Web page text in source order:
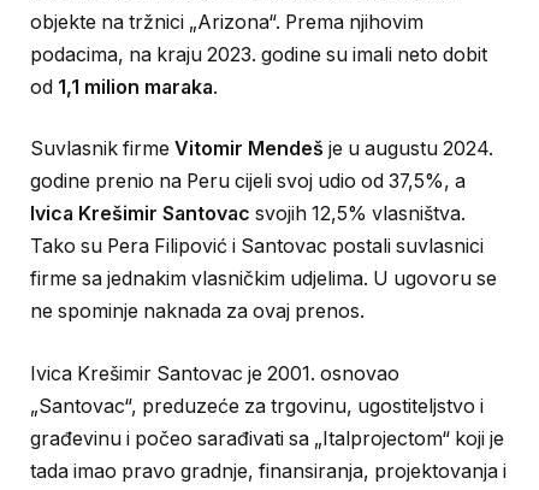
objekte na tržnici „Arizona“. Prema njihovim
podacima, na kraju 2023. godine su imali neto dobit
od 1,1 milion maraka.
Suvlasnik firme Vitomir Mendeš je u augustu 2024.
godine prenio na Peru cijeli svoj udio od 37,5%, a
Ivica Krešimir Santovac svojih 12,5% vlasništva.
Tako su Pera Filipović i Santovac postali suvlasnici
firme sa jednakim vlasničkim udjelima. U ugovoru se
ne spominje naknada za ovaj prenos.
Ivica Krešimir Santovac je 2001. osnovao
„Santovac“, preduzeće za trgovinu, ugostiteljstvo i
građevinu i počeo sarađivati sa „Italprojectom“ koji je
tada imao pravo gradnje, finansiranja, projektovanja i